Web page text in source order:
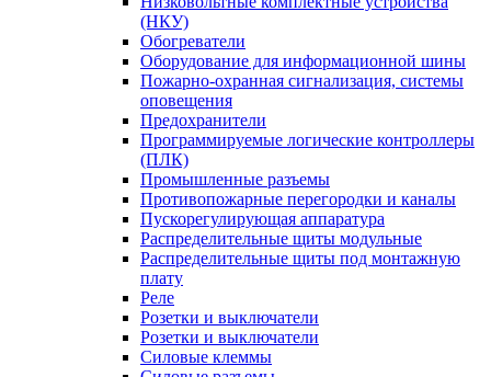
(НКУ)
Обогреватели
Оборудование для информационной шины
Пожарно-охранная сигнализация, системы
оповещения
Предохранители
Программируемые логические контроллеры
(ПЛК)
Промышленные разъемы
Противопожарные перегородки и каналы
Пускорегулирующая аппаратура
Распределительные щиты модульные
Распределительные щиты под монтажную
плату
Реле
Розетки и выключатели
Розетки и выключатели
Силовые клеммы